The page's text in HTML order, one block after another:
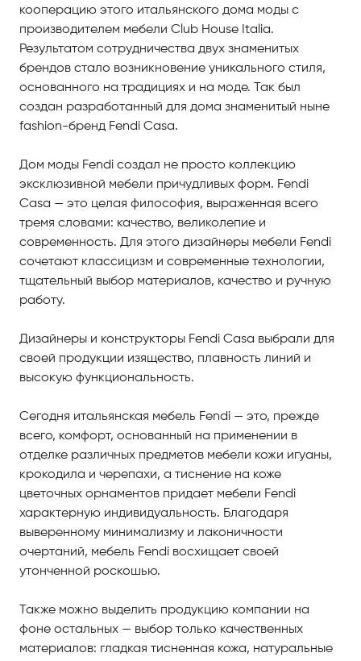
кооперацию этого итальянского дома моды с
производителем мебели Club House Italia.
Результатом сотрудничества двух знаменитых
брендов стало возникновение уникального стиля,
основанного на традициях и на моде. Так был
создан разработанный для дома знаменитый ныне
fashion-бренд Fendi Casa.
Дом моды Fendi создал не просто коллекцию
эксклюзивной мебели причудливых форм. Fendi
Casa — это целая философия, выраженная всего
тремя словами: качество, великолепие и
современность. Для этого дизайнеры мебели Fendi
сочетают классицизм и современные технологии,
тщательный выбор материалов, качество и ручную
работу.
Дизайнеры и конструкторы Fendi Casa выбрали для
своей продукции изящество, плавность линий и
высокую функциональность.
Сегодня итальянская мебель Fendi — это, прежде
всего, комфорт, основанный на применении в
отделке различных предметов мебели кожи игуаны,
крокодила и черепахи, а тиснение на коже
цветочных орнаментов придает мебели Fendi
характерную индивидуальность. Благодаря
выверенному минимализму и лаконичности
очертаний, мебель Fendi восхищает своей
утонченной роскошью.
Также можно выделить продукцию компании на
фоне остальных — выбор только качественных
материалов: гладкая тисненная кожа, натуральные